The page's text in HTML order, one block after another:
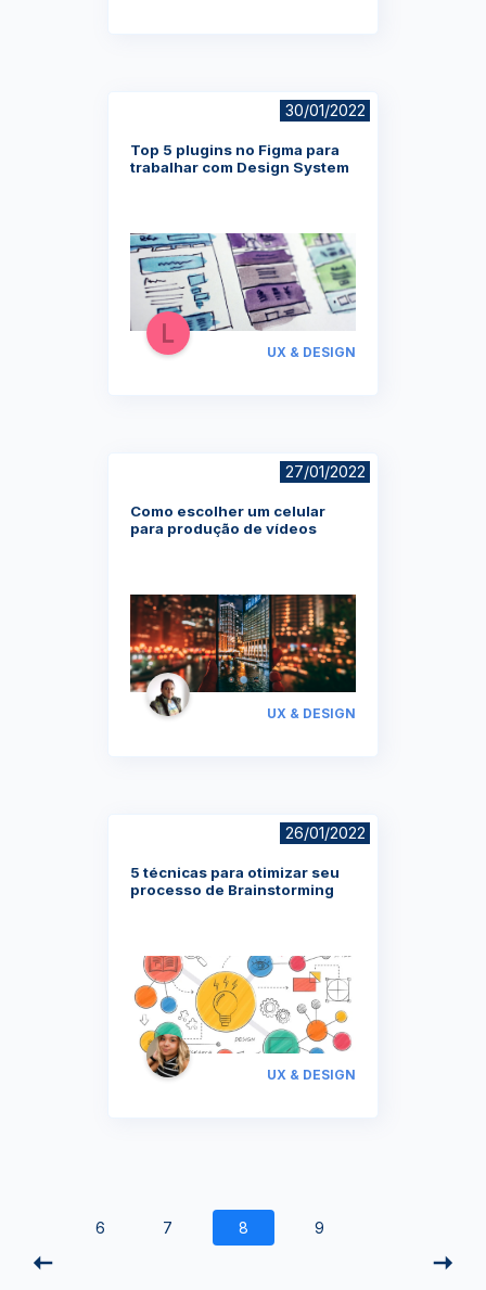
Top 5 plugins no Figma para
trabalhar com Design System
30/01/2022
UX & DESIGN
Como escolher um celular
para produção de vídeos
27/01/2022
UX & DESIGN
5 técnicas para otimizar seu
processo de Brainstorming
26/01/2022
UX & DESIGN
6 7 8 9
TikTok